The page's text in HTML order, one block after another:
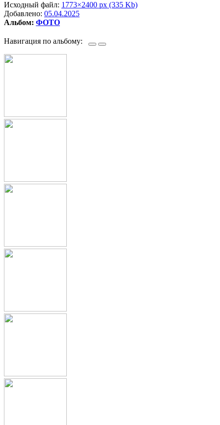
Исходный файл: 1773×2400 px (335 Kb)
Добавлено: 05.04.2025
Альбом: ФОТО
Навигация по альбому: